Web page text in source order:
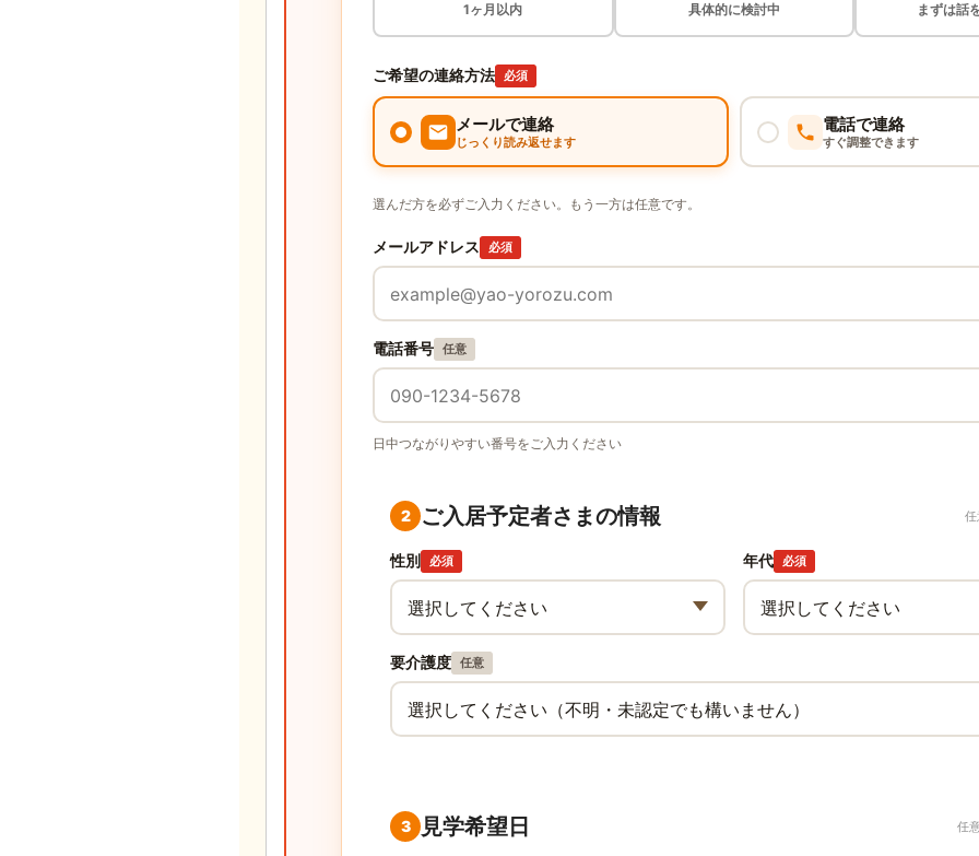
1ヶ月以内 具体的に検討中 まずは話
ご希望の連絡方法 必須
メールで連絡
じっくり読み返せます
電話で連絡
すぐ調整できます
選んだ方を必ずご入力ください。もう一方は任意です。
メールアドレス 必須
電話番号 任意
日中つながりやすい番号をご入力ください
2 ご入居予定者さまの情報
性別 必須 年代 必須
要介護度 任意
3 見学希望日 任